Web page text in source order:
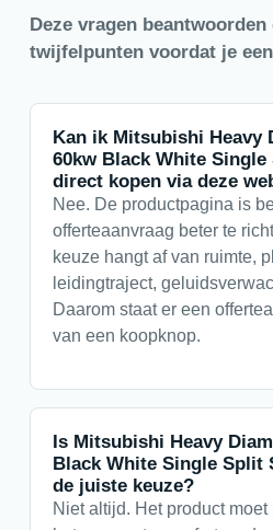
Deze vragen
twijfelpunten voordat je
Kan ik Mitsubishi Heavy
60kw Black White
direct kopen via deze
Nee. De productpagina is
offerteaanvraag beter te
keuze hangt af van ruimte,
leidingtraject,
Daarom staat er een
van een koopknop.
Is Mitsubishi Heavy
Black White Single Split
de juiste keuze?
Niet altijd. Het product